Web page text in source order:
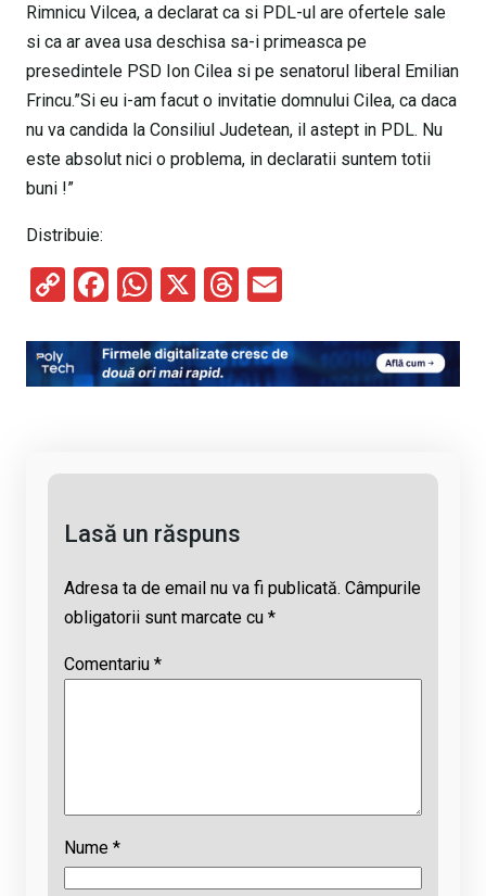
Rimnicu Vilcea, a declarat ca si PDL-ul are ofertele sale
si ca ar avea usa deschisa sa-i primeasca pe
presedintele PSD Ion Cilea si pe senatorul liberal Emilian
Frincu.”Si eu i-am facut o invitatie domnului Cilea, ca daca
nu va candida la Consiliul Judetean, il astept in PDL. Nu
este absolut nici o problema, in declaratii suntem totii
buni !”
Distribuie:
C
py
Li
F
ce
b
W
at
s
X
T
e
a
ail
Lasă un răspuns
Adresa ta de email nu va fi publicată. Câmpurile
obligatorii sunt marcate cu *
Comentariu *
Nume *